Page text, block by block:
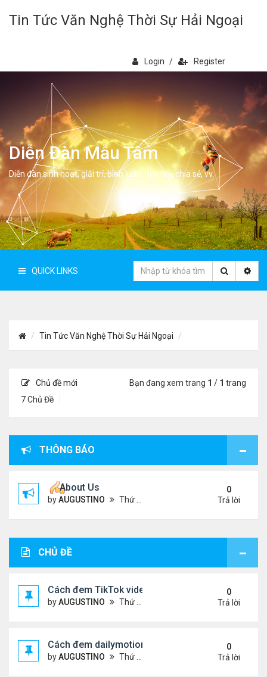
Tin Tức Văn Nghệ Thời Sự Hải Ngoại
Login / Register
Diễn Đàn Mẫu Tâm
Diễn đàn sinh hoạt, giải trí, bình luân, học hỏi, chia sẻ, vv.
QUICK LINKS
Tin Tức Văn Nghệ Thời Sự Hải Ngoại
Chủ đề mới
7 Chủ Đề
Bạn đang xem trang 1 / 1 trang
THÔNG BÁO
About Us
byAUGUSTINO Thứ 4 Tháng 10 07, 2020 4:27 pm
0
Trả lời
CHỦ ĐỀ
Cách đem TikTok video vào diễn đàn
byAUGUSTINO Thứ 4 Tháng 11 11, 2020 11:44 am
0
Trả lời
Cách đem dailymotion video vào diễn đàn
byAUGUSTINO Thứ 5 Tháng 10 15, 2020 12:14 pm
0
Trả lời